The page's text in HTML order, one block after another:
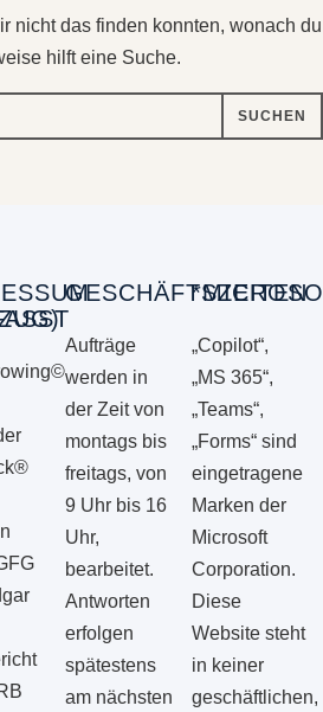
nicht das finden konnten, wonach du
hilft eine Suche.
GESCHÄFTSZEITEN
Aufträge
werden in
der Zeit von
montags bis
freitags, von
9 Uhr bis 16
Uhr,
bearbeitet.
Antworten
erfolgen
spätestens
am nächsten
„Copilot“,
„MS 365“,
„Teams“,
„Forms“ sind
eingetragene
Marken der
Microsoft
Corporation.
Diese
Website steht
in keiner
geschäftlichen,